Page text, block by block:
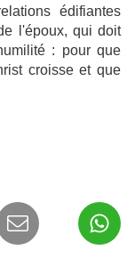
édifiantes
l'époux, qui doit
: pour que
croisse et que